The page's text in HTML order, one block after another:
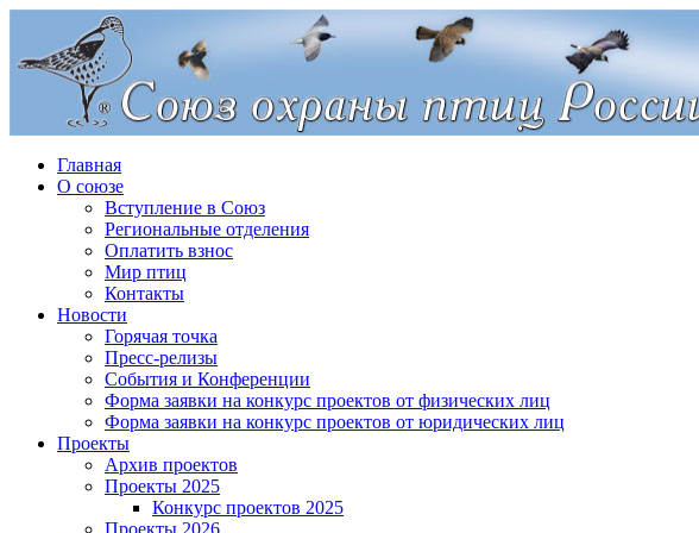
Главная
О союзе
Вступление в Союз
Региональные отделения
Оплатить взнос
Мир птиц
Контакты
Новости
Горячая точка
Пресс-релизы
События и Конференции
Форма заявки на конкурс проектов от физических лиц
Форма заявки на конкурс проектов от юридических лиц
Проекты
Архив проектов
Проекты 2025
Конкурс проектов 2025
Проекты 2026